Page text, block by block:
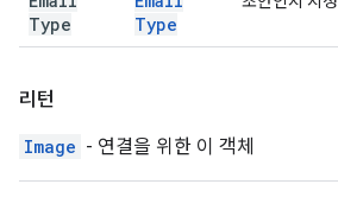
Type
Type
리턴
Image - 연결을 위한 이 객체